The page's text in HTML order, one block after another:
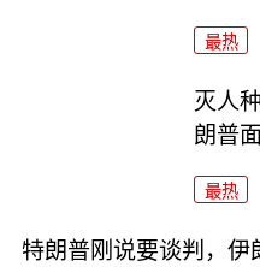
最热
灭人
朗普
最热
特朗普刚说要谈判，伊